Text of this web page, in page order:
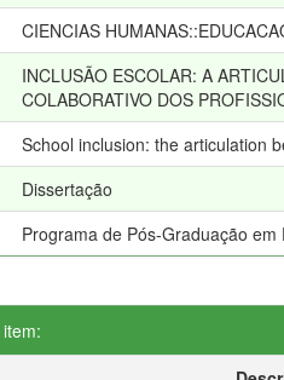
CIENCIAS
INCLUSÃO ESCOLAR: A
COLABORATIVO DOS
School inclusion: the articulation
Dissertação
Programa de Pós-Graduação